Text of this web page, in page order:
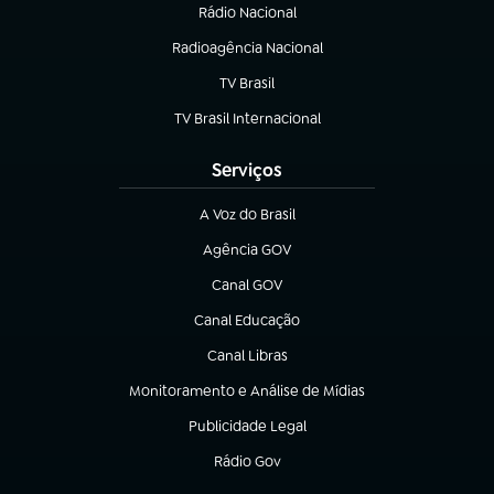
Rádio Nacional
(abre em nova aba)
Radioagência Nacional
(abre em nova aba)
TV Brasil
(abre em nova aba)
TV Brasil Internacional
(abre em nova aba)
Serviços
A Voz do Brasil
(abre em nova aba)
Agência GOV
(abre em nova aba)
Canal GOV
(abre em nova aba)
Canal Educação
(abre em nova aba)
Canal Libras
(abre em nova aba)
Monitoramento e Análise de Mídias
(abre em nova aba)
Publicidade Legal
(abre em nova aba)
Rádio Gov
(abre em nova aba)